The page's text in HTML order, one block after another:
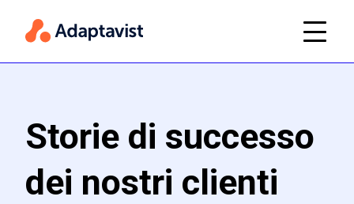
Storie di successo
dei nostri clienti